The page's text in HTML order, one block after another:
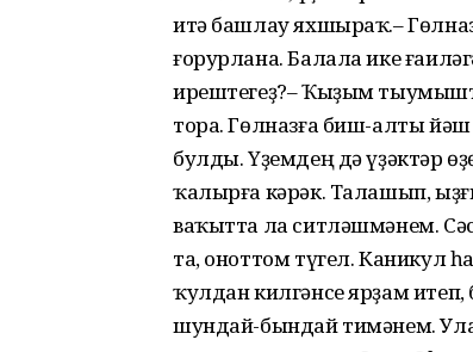
итә башлау яхшыраҡ.–
ғорурлана. Балала ике
ирештегеҙ?– Ҡыҙым
тора. Гөлназға биш-алты
булды. Үҙемдең дә үҙәктәр
ҡалырға кәрәк. Талашып,
ваҡытта ла ситләшмәнем.
та, оноттом түгел. Каникул
ҡулдан килгәнсе ярҙам итеп,
шундай-бындай тимәнем.